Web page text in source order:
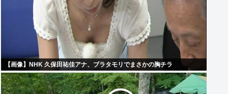
【画像】NHK 久保田祐佳アナ、ブラタモリでまさかの胸チラ